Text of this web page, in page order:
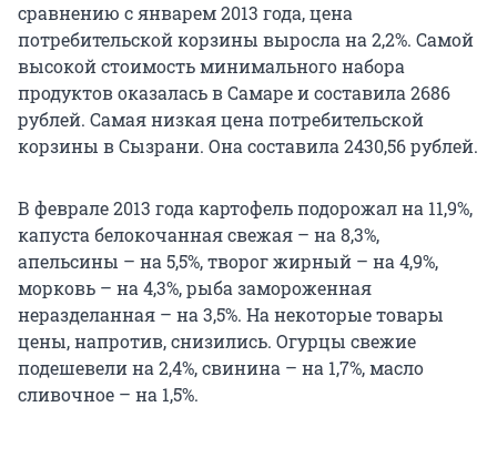
сравнению с январем 2013 года, цена
потребительской корзины выросла на 2,2%. Самой
высокой стоимость минимального набора
продуктов оказалась в Самаре и составила 2686
рублей. Самая низкая цена потребительской
корзины в Сызрани. Она составила 2430,56 рублей.
В феврале 2013 года картофель подорожал на 11,9%,
капуста белокочанная свежая – на 8,3%,
апельсины – на 5,5%, творог жирный – на 4,9%,
морковь – на 4,3%, рыба замороженная
неразделанная – на 3,5%. На некоторые товары
цены, напротив, снизились. Огурцы свежие
подешевели на 2,4%, свинина – на 1,7%, масло
сливочное – на 1,5%.